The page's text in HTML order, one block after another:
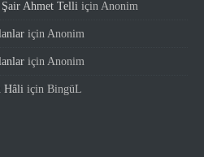
Ahmet Telli için Anonim
için Anonim
için Anonim
Hâli için BingüL